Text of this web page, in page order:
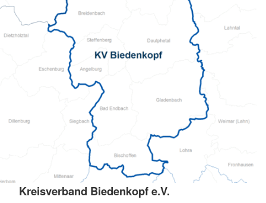
Kreisverband Biedenkopf e.V.